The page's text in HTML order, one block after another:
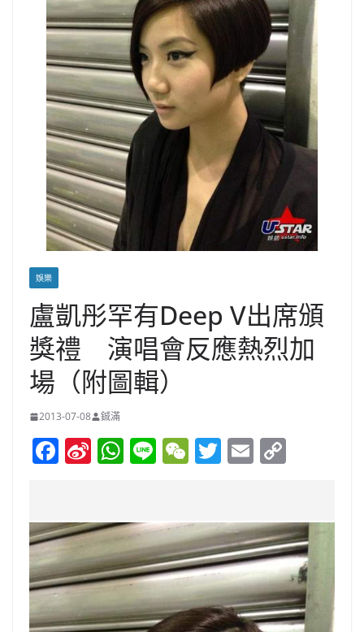
娛樂
盧凱彤罕有Deep V出席頒
獎禮 演唱會反應熱烈加
場（附圖輯）
2013-07-08 鋮滿
F
e
b
o
o
Si
W
ei
b
o
W
s
A
p
p
Li W
h
at
T
er
E
l y
Li
n
k